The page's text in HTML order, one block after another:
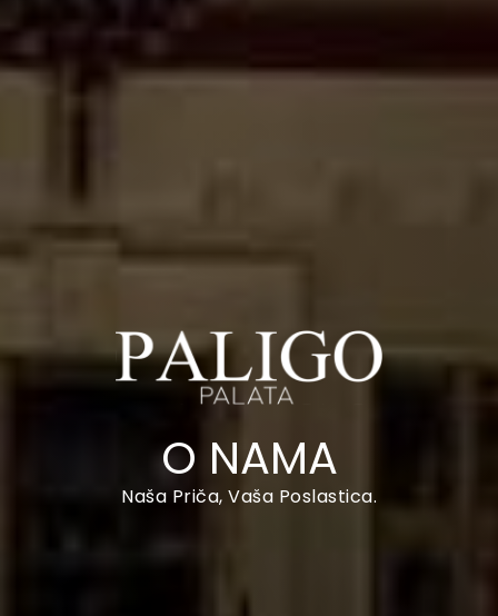
O NAMA
Naša Priča, Vaša Poslastica.